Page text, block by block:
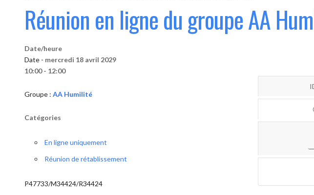
Réunion en ligne du groupe AA
Date/heure
Date - mercredi 18 avril 2029
10:00 - 12:00
Groupe : AA Humilité
Catégories
En ligne uniquement
Réunion de rétablissement
P47733/M34424/R34424